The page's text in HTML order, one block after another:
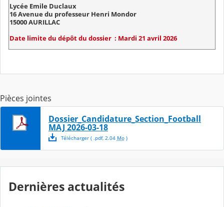
Lycée Emile Duclaux
16 Avenue du professeur Henri Mondor
15000 AURILLAC
Date limite du dépôt du dossier : Mardi 21 avril 2026
Pièces jointes
Dossier_Candidature_Section_Football
MAJ 2026-03-18
Télécharger( .pdf, 2.04 Mo)
Dernières actualités